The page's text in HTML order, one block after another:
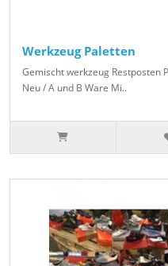
Werkzeug Paletten
Gemischt werkzeug Restposten
Neu / A und B Ware Mi..